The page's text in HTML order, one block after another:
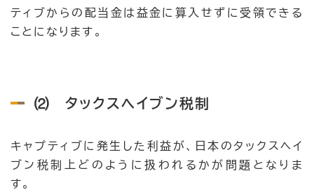
ティブからの配当金は益金に算入せずに受領できる
ことになります。
⑵ タックスヘイブン税制
キャプティブに発生した利益が、日本のタックスヘイ
ブン税制上どのように扱われるかが問題となりま
す。